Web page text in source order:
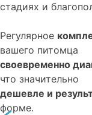
стадиях и
Регулярное
вашего питомца
своевременно
что значительно
дешевле и
форме.